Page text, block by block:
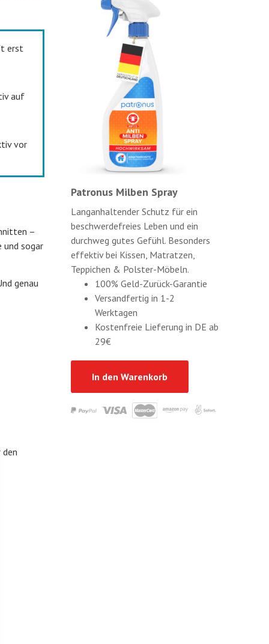
erst
auf
vor
–
und sogar
genau
Patronus Milben Spray
Langanhaltender Schutz für ein
beschwerdefreies Leben und ein
durchweg gutes Gefühl. Besonders
effektiv bei Kissen, Matratzen,
Teppichen & Polster-Möbeln.
100% Geld-Zurück-Garantie
Versandfertig in 1-2
Werktagen
Kostenfreie Lieferung in DE ab
29€
In den Warenkorb